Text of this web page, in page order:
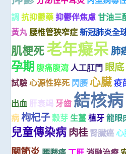
調 抗抑鬱藥 抑鬱伴焦慮 甘油三
黃丸 腰椎管狹窄症 新冠肺炎全
肌梗死老年癡呆 肺
孕期 腹痛腹瀉 人工肛門 眼底
試驗 心源性猝死 閃腰 心臟 疫
出血 肝衰竭 牙齒 結核病
病 枸杞子穀芽 生薑 植牙 龍眼
兒童傳染病肉桂 腎臟癌